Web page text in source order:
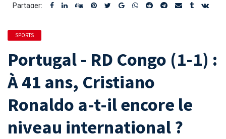
Partager:
SPORTS
Portugal - RD Congo (1-1) :
À 41 ans, Cristiano
Ronaldo a-t-il encore le
niveau international ?